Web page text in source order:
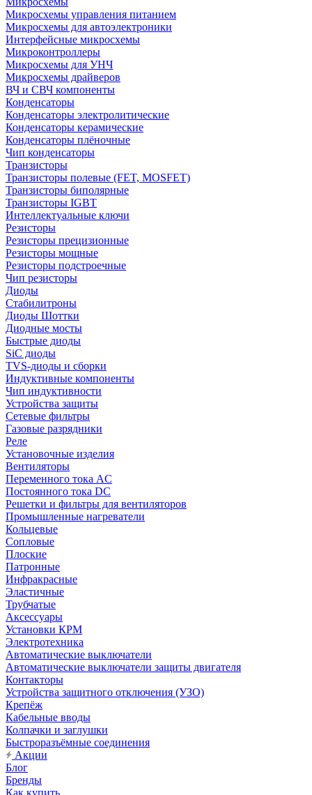
Микросхемы управления питанием
Микросхемы для автоэлектроники
Интерфейсные микросхемы
Микроконтроллеры
Микросхемы для УНЧ
Микросхемы драйверов
ВЧ и СВЧ компоненты
Конденсаторы
Конденсаторы электролитические
Конденсаторы керамические
Конденсаторы плёночные
Чип конденсаторы
Транзисторы
Транзисторы полевые (FET, MOSFET)
Транзисторы биполярные
Транзисторы IGBT
Интеллектуальные ключи
Резисторы
Резисторы прецизионные
Резисторы мощные
Резисторы подстроечные
Чип резисторы
Диоды
Стабилитроны
Диоды Шоттки
Диодные мосты
Быстрые диоды
SiC диоды
TVS-диоды и сборки
Индуктивные компоненты
Чип индуктивности
Устройства защиты
Сетевые фильтры
Газовые разрядники
Реле
Установочные изделия
Вентиляторы
Переменного тока AC
Постоянного тока DC
Решетки и фильтры для вентиляторов
Промышленные нагреватели
Кольцевые
Сопловые
Плоские
Патронные
Инфракрасные
Эластичные
Трубчатые
Аксессуары
Установки КРМ
Электротехника
Автоматические выключатели
Автоматические выключатели защиты двигателя
Контакторы
Устройства защитного отключения (УЗО)
Крепёж
Кабельные вводы
Колпачки и заглушки
Быстроразъёмные соединения
Акции
Блог
Бренды
Как купить